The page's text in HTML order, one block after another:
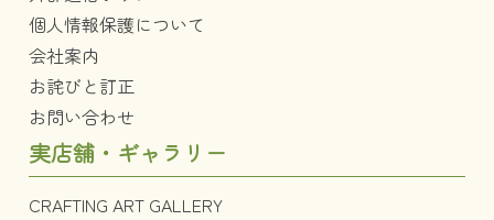
個人情報保護について
会社案内
お詫びと訂正
お問い合わせ
実店舗・ギャラリー
CRAFTING ART GALLERY